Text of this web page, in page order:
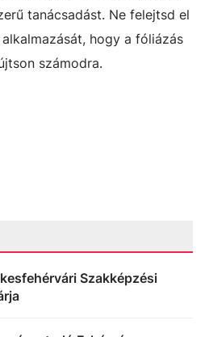
tanácsadást. Ne felejtsd el
hogy a fóliázás
számodra.
Szakképzési